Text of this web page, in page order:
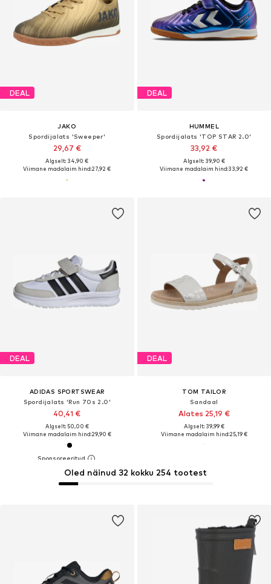
DEAL
JAKO
Spordijalats 'Sweeper'
29,67 €
Algselt: 34,90 €
Viimane madalaim hind:27,92 €
DEAL
HUMMEL
Spordijalats 'TOP STAR 2.0'
33,92 €
Algselt: 39,90 €
Viimane madalaim hind:33,92 €
DEAL
ADIDAS SPORTSWEAR
Spordijalats 'Run 70s 2.0'
40,41 €
Algselt: 50,00 €
Viimane madalaim hind:29,90 €
DEAL
TOM TAILOR
Sandaal
Alates 25,19 €
Algselt: 39,99 €
Viimane madalaim hind:25,19 €
Oled näinud 32 kokku 254 tootest